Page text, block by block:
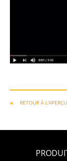
RETOUR À L'APERÇU